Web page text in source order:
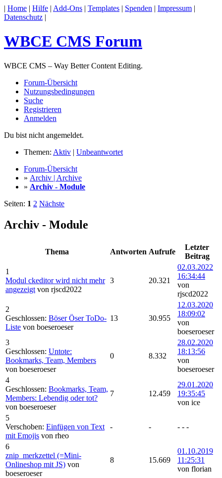
| Home | Hilfe | Add-Ons | Templates | Spenden | Impressum |
Datenschutz |
WBCE CMS Forum
WBCE CMS – Way Better Content Editing.
Forum-Übersicht
Nutzungsbedingungen
Suche
Registrieren
Anmelden
Du bist nicht angemeldet.
Themen: Aktiv | Unbeantwortet
Forum-Übersicht
» Archiv | Archive
» Archiv - Module
Seiten: 1 2 Nächste
Archiv - Module
Thema Antworten Aufrufe
Letzter
Beitrag
1
Modul ckeditor wird nicht mehr
angezeigt von rjscd2022
3 20.321
02.03.2022
16:34:44
von
rjscd2022
2
Geschlossen: Böser Öser ToDo-
Liste von boeseroeser
13 30.955
12.03.2020
18:09:02
von
boeseroeser
3
Geschlossen: Untote:
Bookmarks, Team, Members
von boeseroeser
0 8.332
28.02.2020
18:13:56
von
boeseroeser
4
Geschlossen: Bookmarks, Team,
Members: Lebendig oder tot?
von boeseroeser
7 12.459
29.01.2020
19:35:45
von ice
5
Verschoben: Einfügen von Text
mit Emojis von rheo
- - - - -
6
znip_merkzettel (=Mini-
Onlineshop mit JS) von
boeseroeser
8 15.669
01.10.2019
11:25:31
von florian